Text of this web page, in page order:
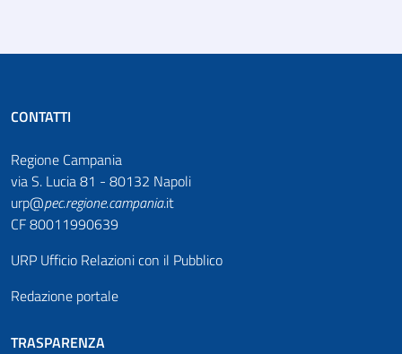
CONTATTI
Regione Campania
via S. Lucia 81 - 80132 Napoli
urp@pec.regione.campania.it
CF 80011990639
URP Ufficio Relazioni con il Pubblico
Redazione portale
TRASPARENZA